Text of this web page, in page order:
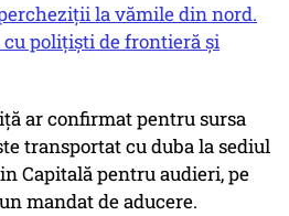
la vămile din nord.
cu polițiști de frontieră și
ar confirmat pentru sursa
transportat cu duba la sediul
Capitală pentru audieri, pe
mandat de aducere.